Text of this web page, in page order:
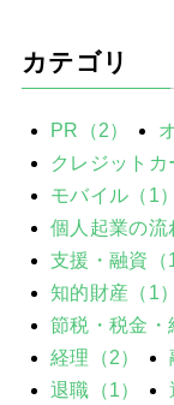
カテゴリ
PR（2）
クレジットカ
モバイル（1）
個人起業の流
支援・融資（1
知的財産（1）
節税・税金・
経理（2）
退職（1）